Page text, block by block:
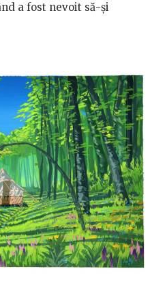
a fost nevoit să-și